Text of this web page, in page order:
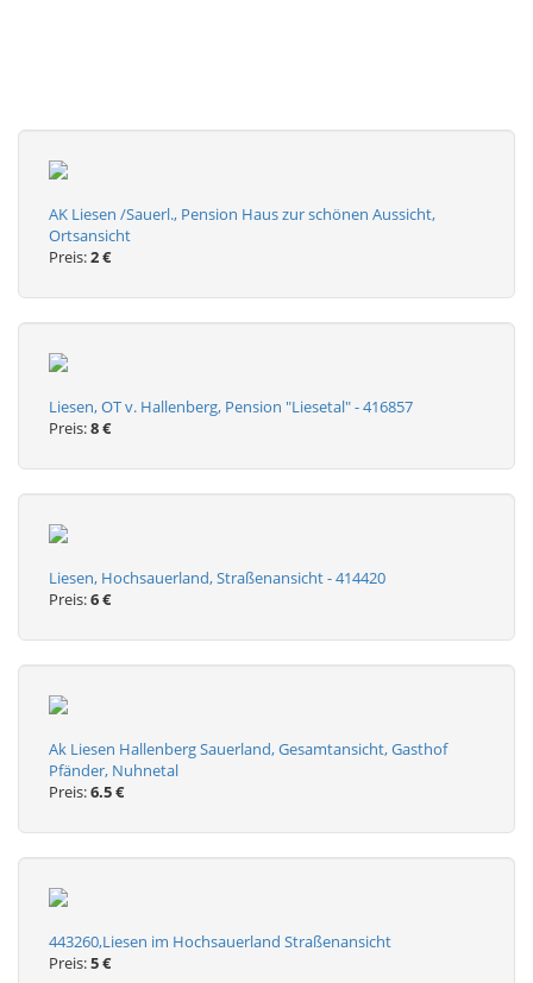
AK Liesen /Sauerl., Pension Haus zur schönen Aussicht,
Ortsansicht
Preis:2 €
Liesen, OT v. Hallenberg, Pension "Liesetal" - 416857
Preis:8 €
Liesen, Hochsauerland, Straßenansicht - 414420
Preis:6 €
Ak Liesen Hallenberg Sauerland, Gesamtansicht, Gasthof
Pfänder, Nuhnetal
Preis:6.5 €
443260,Liesen im Hochsauerland Straßenansicht
Preis:5 €